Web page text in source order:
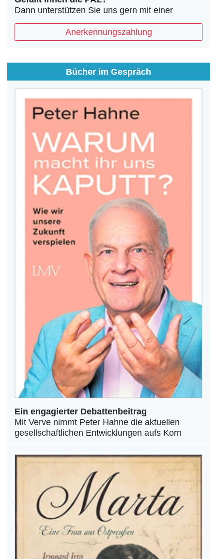
Dann unterstützen Sie uns gern mit einer
Anerkennungszahlung
Bücher im Gespräch
Ein engagierter Debattenbeitrag
Mit Verve nimmt Peter Hahne die aktuellen
gesellschaftlichen Entwicklungen aufs Korn